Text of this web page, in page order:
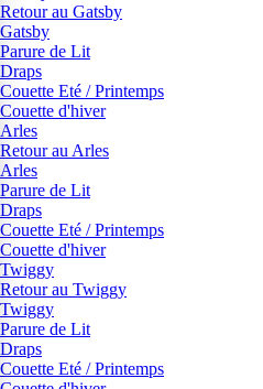
Retour au Gatsby
Gatsby
Parure de Lit
Draps
Couette Eté / Printemps
Couette d'hiver
Arles
Retour au Arles
Arles
Parure de Lit
Draps
Couette Eté / Printemps
Couette d'hiver
Twiggy
Retour au Twiggy
Twiggy
Parure de Lit
Draps
Couette Eté / Printemps